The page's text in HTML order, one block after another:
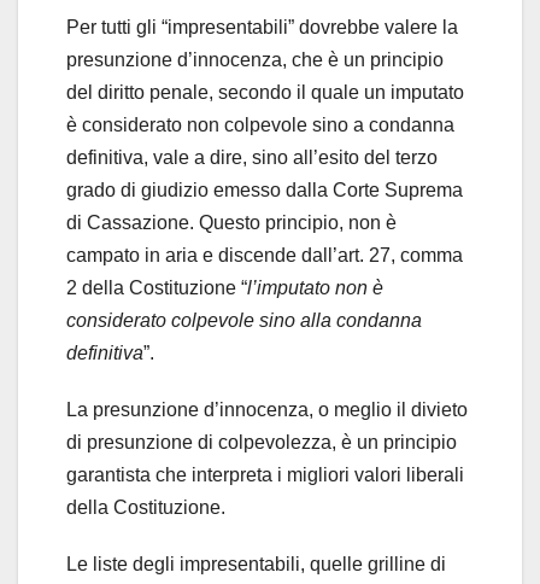
Per tutti gli “impresentabili” dovrebbe valere la
presunzione d’innocenza, che è un principio
del diritto penale, secondo il quale un imputato
è considerato non colpevole sino a condanna
definitiva, vale a dire, sino all’esito del terzo
grado di giudizio emesso dalla Corte Suprema
di Cassazione. Questo principio, non è
campato in aria e discende dall’art. 27, comma
2 della Costituzione “l’imputato non è
considerato colpevole sino alla condanna
definitiva”.
La presunzione d’innocenza, o meglio il divieto
di presunzione di colpevolezza, è un principio
garantista che interpreta i migliori valori liberali
della Costituzione.
Le liste degli impresentabili, quelle grilline di